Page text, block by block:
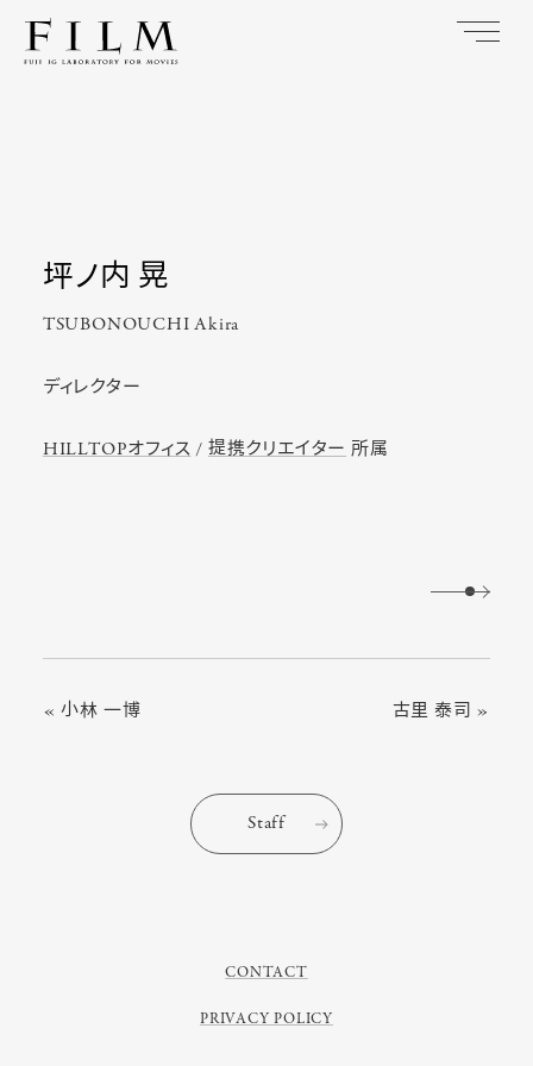
坪ノ内 晃
TSUBONOUCHI Akira
ディレクター
HILLTOPオフィス/ 提携クリエイター所属
« 小林 一博 古里 泰司 »
Staff
CONTACT
PRIVACY POLICY